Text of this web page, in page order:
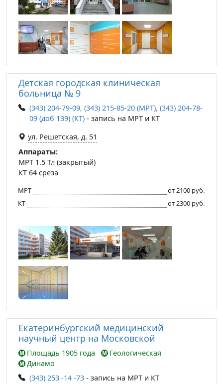
Детская городская клиническая
больница № 9
(343) 204-79-09, (343) 215-85-20 (МРТ), (343) 204-78-
09 (доб 139) (КТ) - запись на МРТ и КТ
ул. Решетская, д. 51
Аппараты:
МРТ 1.5 Тл (закрытый)
КТ 64 среза
МРТ
от 2100 руб.
КТ
от 2300 руб.
Екатеринбургский медицинский
научный центр на Московской
Площадь 1905 года
Геологическая
Динамо
(343) 253 -14 -73 - запись на МРТ и КТ